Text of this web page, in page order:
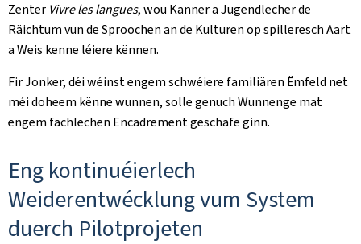
Zenter Vivre les langues, wou Kanner a Jugendlecher de
Räichtum vun de Sproochen an de Kulturen op spilleresch Aart
a Weis kenne léiere kënnen.
Fir Jonker, déi wéinst engem schwéiere familiären Ëmfeld net
méi doheem kënne wunnen, solle genuch Wunnenge mat
engem fachlechen Encadrement geschafe ginn.
Eng kontinuéierlech
Weiderentwécklung vum System
duerch Pilotprojeten